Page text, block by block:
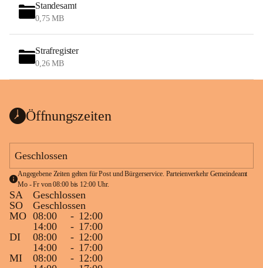
Standesamt
0,75 MB
Strafregister
0,26 MB
Öffnungszeiten
Geschlossen
Angegebene Zeiten gelten für Post und Bürgerservice. Parteienverkehr Gemeindeamt
Mo - Fr von 08:00 bis 12:00 Uhr.
SA
Geschlossen
SO
Geschlossen
MO 08:00 - 12:00
14:00
- 17:00
DI
08:00 - 12:00
14:00
- 17:00
MI
08:00 - 12:00